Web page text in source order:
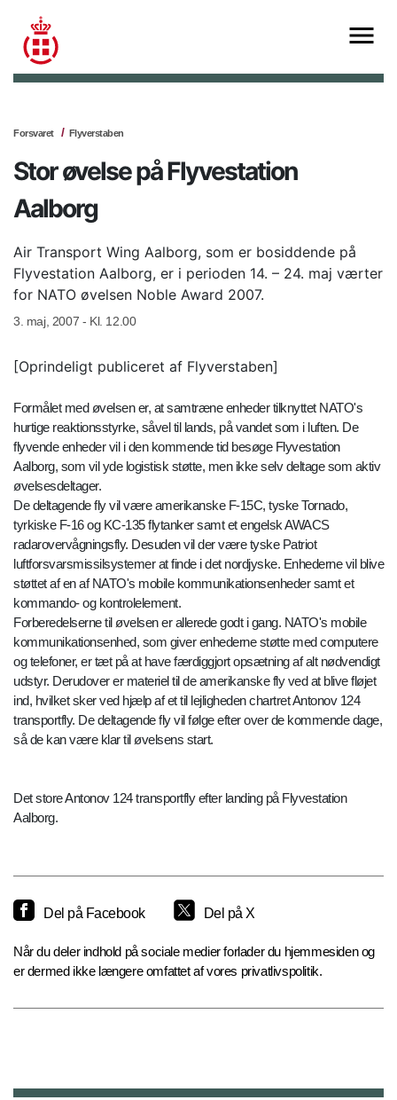
Forsvaret Flyverstaben
Stor øvelse på Flyvestation
Aalborg
Air Transport Wing Aalborg, som er bosiddende på
Flyvestation Aalborg, er i perioden 14. – 24. maj værter
for NATO øvelsen Noble Award 2007.
3. maj, 2007 - Kl. 12.00
[Oprindeligt publiceret af Flyverstaben]
Formålet med øvelsen er, at samtræne enheder tilknyttet NATO's
hurtige reaktionsstyrke, såvel til lands, på vandet som i luften. De
flyvende enheder vil i den kommende tid besøge Flyvestation
Aalborg, som vil yde logistisk støtte, men ikke selv deltage som aktiv
øvelsesdeltager.
De deltagende fly vil være amerikanske F-15C, tyske Tornado,
tyrkiske F-16 og KC-135 flytanker samt et engelsk AWACS
radarovervågningsfly. Desuden vil der være tyske Patriot
luftforsvarsmissilsystemer at finde i det nordjyske. Enhederne vil blive
støttet af en af NATO's mobile kommunikationsenheder samt et
kommando- og kontrolelement.
Forberedelserne til øvelsen er allerede godt i gang. NATO's mobile
kommunikationsenhed, som giver enhederne støtte med computere
og telefoner, er tæt på at have færdiggjort opsætning af alt nødvendigt
udstyr. Derudover er materiel til de amerikanske fly ved at blive fløjet
ind, hvilket sker ved hjælp af et til lejligheden chartret Antonov 124
transportfly. De deltagende fly vil følge efter over de kommende dage,
så de kan være klar til øvelsens start.
Det store Antonov 124 transportfly efter landing på Flyvestation
Aalborg.
Del på Facebook Del på X
Når du deler indhold på sociale medier forlader du hjemmesiden og
er dermed ikke længere omfattet af vores privatlivspolitik.